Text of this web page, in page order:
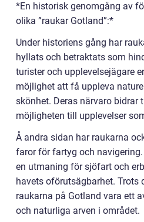
*En historisk genomgång av
olika ”raukar Gotland”:*
Under historiens gång har
hyllats och betraktats som
turister och upplevelsejägare
möjlighet att få uppleva
skönhet. Deras närvaro bidrar
möjligheten till upplevelser
Å andra sidan har raukarna
faror för fartyg och navigering.
en utmaning för sjöfart och
havets oförutsägbarhet. Trots
raukarna på Gotland vara ett
och naturliga arven i området.